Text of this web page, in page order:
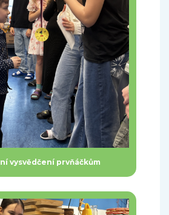
vysvědčení prvňáčkům